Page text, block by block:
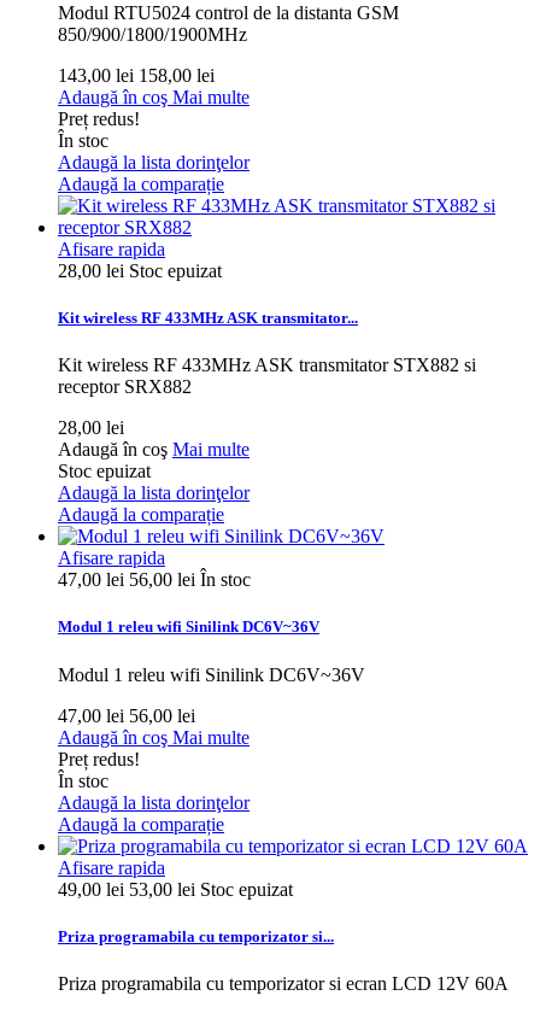
Modul RTU5024 control de la distanta GSM
850/900/1800/1900MHz
143,00 lei 158,00 lei
Adaugă în coş Mai multe
Preț redus!
În stoc
Adaugă la lista dorinţelor
Adaugă la comparație
Afisare rapida
28,00 lei Stoc epuizat
Kit wireless RF 433MHz ASK transmitator...
Kit wireless RF 433MHz ASK transmitator STX882 si
receptor SRX882
28,00 lei
Adaugă în coş Mai multe
Stoc epuizat
Adaugă la lista dorinţelor
Adaugă la comparație
Afisare rapida
47,00 lei 56,00 lei În stoc
Modul 1 releu wifi Sinilink DC6V~36V
Modul 1 releu wifi Sinilink DC6V~36V
47,00 lei 56,00 lei
Adaugă în coş Mai multe
Preț redus!
În stoc
Adaugă la lista dorinţelor
Adaugă la comparație
Afisare rapida
49,00 lei 53,00 lei Stoc epuizat
Priza programabila cu temporizator si...
Priza programabila cu temporizator si ecran LCD 12V 60A